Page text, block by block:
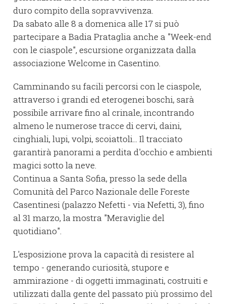
duro compito della sopravvivenza.
Da sabato alle 8 a domenica alle 17 si può
partecipare a Badia Prataglia anche a "Week-end
con le ciaspole", escursione organizzata dalla
associazione Welcome in Casentino.
Camminando su facili percorsi con le ciaspole,
attraverso i grandi ed eterogenei boschi, sarà
possibile arrivare fino al crinale, incontrando
almeno le numerose tracce di cervi, daini,
cinghiali, lupi, volpi, scoiattoli... Il tracciato
garantirà panorami a perdita d'occhio e ambienti
magici sotto la neve.
Continua a Santa Sofia, presso la sede della
Comunità del Parco Nazionale delle Foreste
Casentinesi (palazzo Nefetti - via Nefetti, 3), fino
al 31 marzo, la mostra "Meraviglie del
quotidiano".
L'esposizione prova la capacità di resistere al
tempo - generando curiosità, stupore e
ammirazione - di oggetti immaginati, costruiti e
utilizzati dalla gente del passato più prossimo del